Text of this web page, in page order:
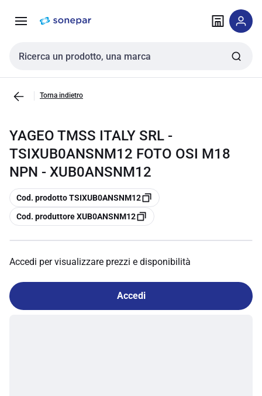
navigazione alla
Cerca input
Torna indietro
YAGEO TMSS ITALY SRL -
TSIXUB0ANSNM12 FOTO OSI M18
NPN - XUB0ANSNM12
copia
Cod. prodotto TSIXUB0ANSNM12
copia
Cod. produttore XUB0ANSNM12
Accedi per visualizzare prezzi e disponibilità
Accedi